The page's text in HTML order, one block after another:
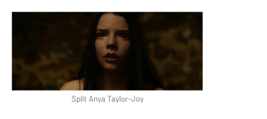
Split Anya Taylor-Joy